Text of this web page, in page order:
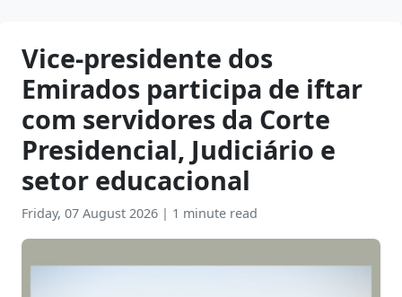
Vice-presidente dos
Emirados participa de iftar
com servidores da Corte
Presidencial, Judiciário e
setor educacional
Friday, 07 August 2026 | 1 minute read